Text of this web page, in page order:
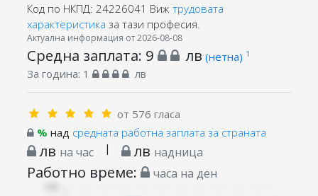
Код по НКПД: 24226041 Виж трудовата
характеристика за тази професия.
Актуална информация от 2026-08-08
Средна заплата: 9 лв (нетна) 1
За година: 1 лв
от 576 гласа
% над средната работна заплата за страната
лв на час | лв надница
Работно време: часа на ден